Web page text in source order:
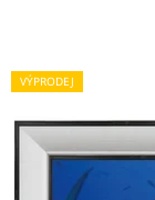
VÝPRODEJ